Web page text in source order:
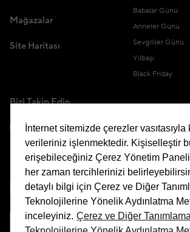
Mağazalar
Site Haritası
Babalar Günü
Anneler Günü
Sevgililer Günü
Yılbaşı
Black Friday
Bizi Takip Edin
Uygulamamızı İndirin
İnternet sitemizde çerezler vasıtasıyla
verileriniz işlenmektedir. Kişiselleştir
erişebileceğiniz Çerez Yönetim
her zaman tercihlerinizi
detaylı bilgi için Çerez ve Diğer
Teknolojilerine Yönelik Aydınlatma
inceleyiniz. Çerez ve Diğer Tanımlama